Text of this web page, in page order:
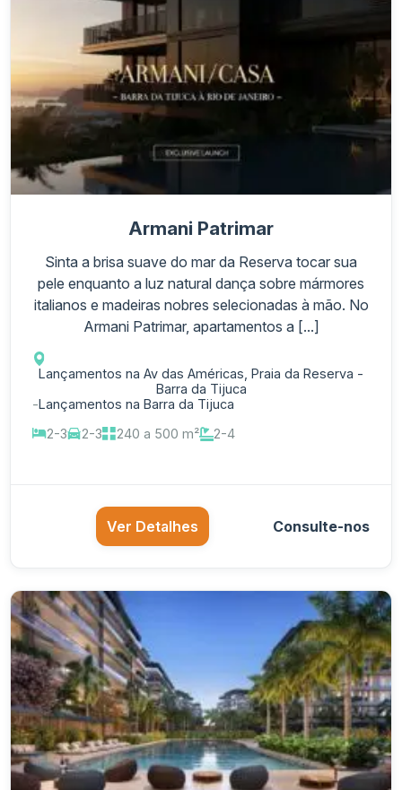
Armani Patrimar
Sinta a brisa suave do mar da Reserva tocar sua
pele enquanto a luz natural dança sobre mármores
italianos e madeiras nobres selecionadas à mão. No
Armani Patrimar, apartamentos a [...]
Lançamentos na Av das Américas, Praia da Reserva -
Barra da Tijuca
-Lançamentos na Barra da Tijuca
2-3
2-3 240 a 500 m² 2-4
Ver Detalhes Consulte-nos